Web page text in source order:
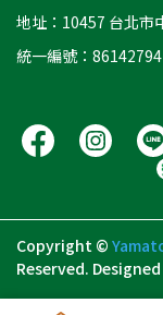
地址：10457 台北市
統一編號：86142794
Copyright ©
Reserved.